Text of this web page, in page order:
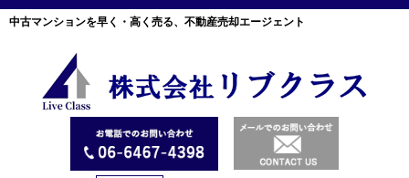
中古マンションを早く・高く売る、不動産売却エージェント